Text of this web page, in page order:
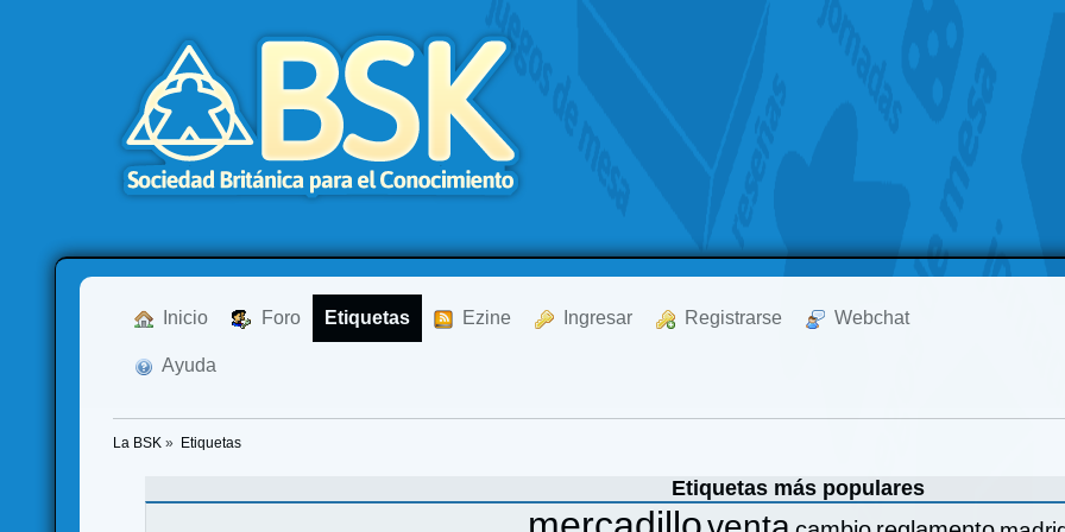
Inicio Foro Etiquetas Ezine Ingresar Registrarse Webchat
Ayuda
La BSK » Etiquetas
Etiquetas más populares